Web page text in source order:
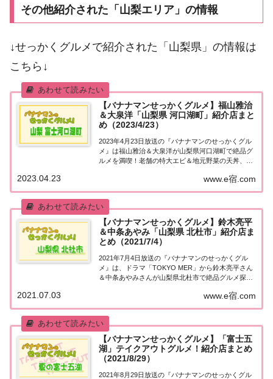
その他紹介された「山梨エリア」の情報
↓せっかくグルメで紹介された「山梨県」の情報は
こちら↓
【バナナマンせっかくグルメ】福山雅治
＆大泉洋「山梨県 河口湖町」紹介店まと
め（2023/4/23）
2023年4月23日放送の『バナナマンのせっかくグル
メ』は福山雅治＆大泉洋が山梨県河口湖町で絶品グ
ルメを満喫！老舗の特大エビ＆地元野菜の天丼、名
ニューをまとめました！詳しくはこちら！福山雅治
＆大泉洋「山梨県河口湖町」でグルメ探し地元の...
www.e宿.com
2023.04.23
【バナナマンせっかくグルメ】鈴木亮平
＆中条あやみ「山梨県 北杜市」紹介店ま
とめ（2021/7/4）
2021年7月4日放送の『バナナマンのせっかくグル
メ』は、ドラマ「TOKYO MER」から鈴木亮平さん
＆中条あやみさんが山梨県北杜市で絶品グルメ探
ら！鈴木亮平＆中条あやみ「山梨県 北杜市」地元の
人に「せっかくこの町に来たなら食べたほう...
www.e宿.com
2021.07.03
【バナナマンせっかくグルメ】「富士五
湖」テイクアウトグルメ！紹介店まとめ
（2021/8/29）
2021年8月29日放送の『バナナマンのせっかくグル